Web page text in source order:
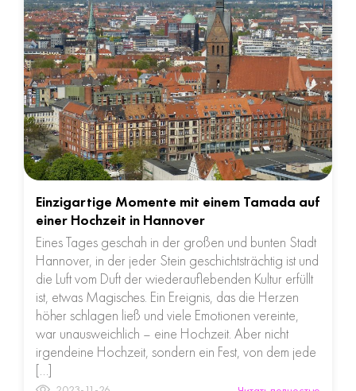
Einzigartige Momente mit einem Tamada auf
einer Hochzeit in Hannover
Eines Tages geschah in der großen und bunten Stadt
Hannover, in der jeder Stein geschichtsträchtig ist und
die Luft vom Duft der wiederauflebenden Kultur erfüllt
ist, etwas Magisches. Ein Ereignis, das die Herzen
höher schlagen ließ und viele Emotionen vereinte,
war unausweichlich – eine Hochzeit. Aber nicht
irgendeine Hochzeit, sondern ein Fest, von dem jede
[…]